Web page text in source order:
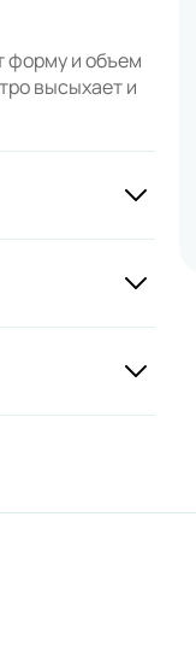
форму и объем
высыхает и